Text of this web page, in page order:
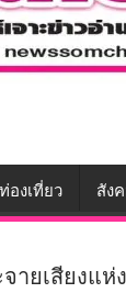
ท่องเที่ยว สัง
ยเสียงแ